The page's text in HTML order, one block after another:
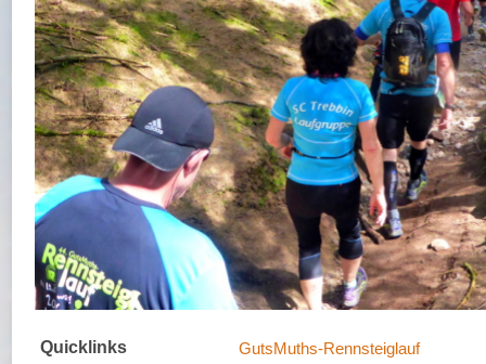
Quicklinks GutsMuths-Rennsteiglauf